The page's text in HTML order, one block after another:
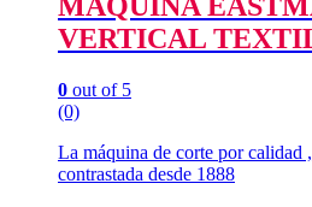
VERTICAL
0 out of 5
(0)
La máquina de corte por calidad
contrastada desde 1888